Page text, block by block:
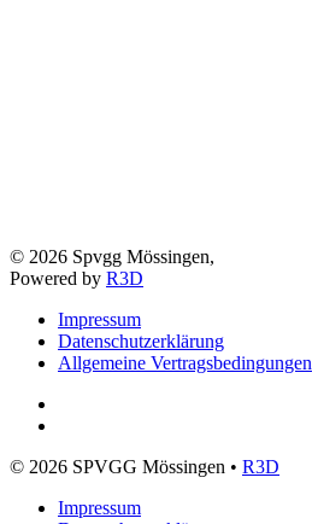
© 2026 Spvgg Mössingen,
Powered by R3D
Impressum
Datenschutzerklärung
Allgemeine Vertragsbedingungen
© 2026 SPVGG Mössingen • R3D
Impressum